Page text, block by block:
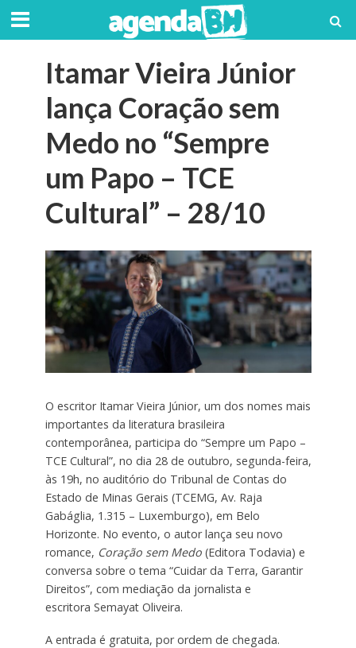
Itamar Vieira Júnior
lança Coração sem
Medo no “Sempre
um Papo – TCE
Cultural” – 28/10
O escritor Itamar Vieira Júnior, um dos nomes mais
importantes da literatura brasileira
contemporânea, participa do “Sempre um Papo –
TCE Cultural”, no dia 28 de outubro, segunda-feira,
às 19h, no auditório do Tribunal de Contas do
Estado de Minas Gerais (TCEMG, Av. Raja
Gabáglia, 1.315 – Luxemburgo), em Belo
Horizonte. No evento, o autor lança seu novo
romance, Coração sem Medo(Editora Todavia) e
conversa sobre o tema “Cuidar da Terra, Garantir
Direitos”, com mediação da jornalista e
escritora Semayat Oliveira.
A entrada é gratuita, por ordem de chegada.